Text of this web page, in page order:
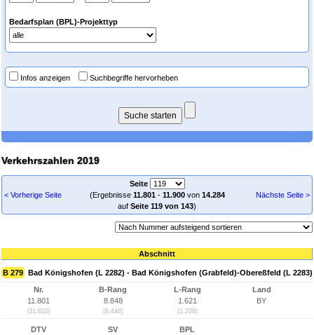
Bedarfsplan (BPL)-Projekttyp
Infos anzeigen Suchbegriffe hervorheben
Verkehrszahlen 2019
< Vorherige Seite
Seite
(Ergebnisse 11.801- 11.900von 14.284
auf Seite 119 von 143)
Nächste Seite >
Abschnitt
B 279 Bad Königshofen (L 2282) - Bad Königshofen (Grabfeld)-Obereßfeld (L 2283)
Nr.
11.801
(11.810)
B-Rang
8.848
(6.448)
L-Rang
1.621
(1.208)
Land
BY
DTV
SV
BPL